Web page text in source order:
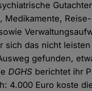
Medikamente,
sich das nicht
gefunden,
DGHS berichtet ihr
4.000 Euro koste